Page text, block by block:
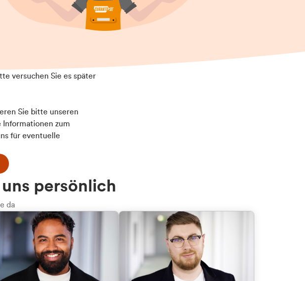
versuchen Sie es später
Sie bitte unseren
Informationen zum
für eventuelle
persönlich
da